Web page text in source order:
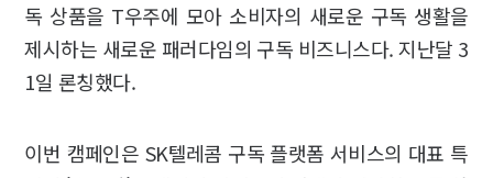
독 상품을 T우주에 모아 소비자의 새로운 구독 생활을
제시하는 새로운 패러다임의 구독 비즈니스다. 지난달 3
1일 론칭했다.
이번 캠페인은 SK텔레콤 구독 플랫폼 서비스의 대표 특